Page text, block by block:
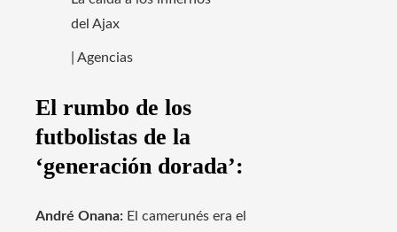
del Ajax
| Agencias
El rumbo de los
futbolistas de la
‘generación dorada’:
André Onana: El camerunés era el